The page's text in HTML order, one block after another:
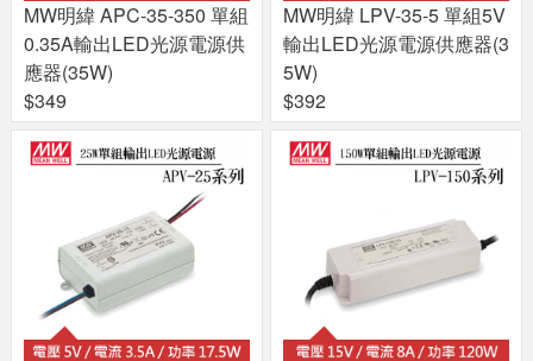
MW明緯 APC-35-350 單組
0.35A輸出LED光源電源供
應器(35W)
$349
MW明緯 LPV-35-5 單組5V
輸出LED光源電源供應器(3
5W)
$392